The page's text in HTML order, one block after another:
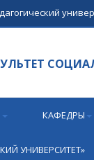
КАФЕДРЫ
УНИВЕРСИТЕТ»